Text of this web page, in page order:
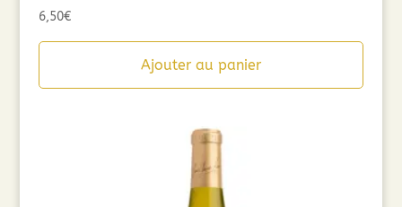
6,50€
Ajouter au panier